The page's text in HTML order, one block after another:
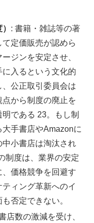
: 書籍・雑誌等の著
定価販売が認めら
ジンを安定させ、
入るという文化的
公正取引委員会は
から制度の廃止を
である 23。もし制
手書店やAmazonに
小書店は淘汰され
制度は、業界の安定
価格競争を回避す
ィング革新へのイ
否定できない。
店数の激減を受け、